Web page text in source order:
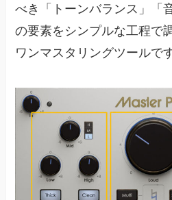
べき「トーンバランス」「
の要素をシンプルな工程で
ワンマスタリングツールです